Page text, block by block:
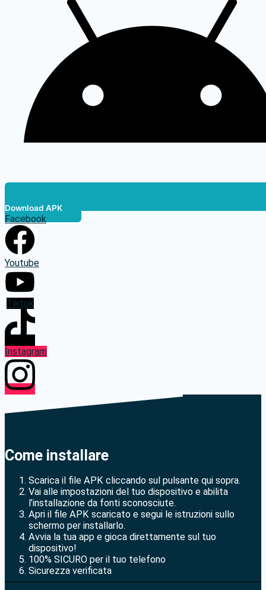
Download APK
Facebook
Youtube
Tiktok
Instagram
Come installare
Scarica il file APK cliccando sul pulsante qui sopra.
Vai alle impostazioni del tuo dispositivo e abilita
l’installazione da fonti sconosciute.
Apri il file APK scaricato e segui le istruzioni sullo
schermo per installarlo.
Avvia la tua app e gioca direttamente sul tuo
dispositivo!
100% SICURO per il tuo telefono
Sicurezza verificata